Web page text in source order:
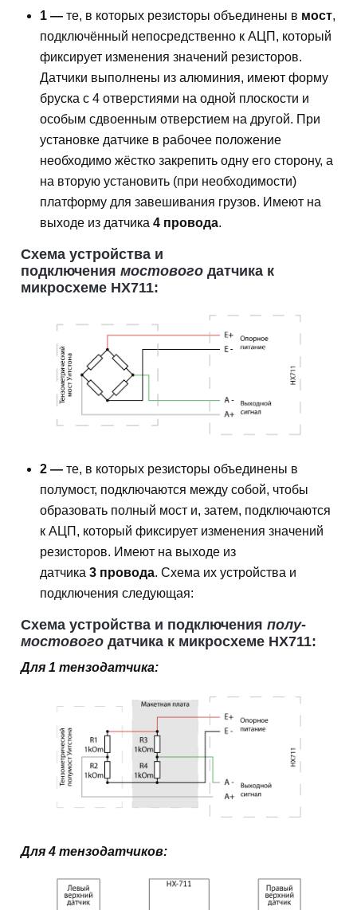
1 — те, в которых резисторы объединены в мост,
подключённый непосредственно к АЦП, который
фиксирует изменения значений резисторов.
Датчики выполнены из алюминия, имеют форму
бруска с 4 отверстиями на одной плоскости и
особым сдвоенным отверстием на другой. При
установке датчике в рабочее положение
необходимо жёстко закрепить одну его сторону, а
на вторую установить (при необходимости)
платформу для завешивания грузов. Имеют на
выходе из датчика 4 провода.
Схема устройства и
подключения мостового датчика к
микросхеме HX711:
2 — те, в которых резисторы объединены в
полумост, подключаются между собой, чтобы
образовать полный мост и, затем, подключаются
к АЦП, который фиксирует изменения значений
резисторов. Имеют на выходе из
датчика 3 провода. Схема их устройства и
подключения следующая:
Схема устройства и подключения полу-
мостового датчика к микросхеме HX711:
Для 1 тензодатчика:
Для 4 тензодатчиков: